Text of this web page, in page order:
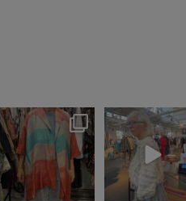
Vi har opdaget Nye
fine Brands til DYD -
her som
...
16
Det er Modeuge -
lige startet ud
-
-...
35 2